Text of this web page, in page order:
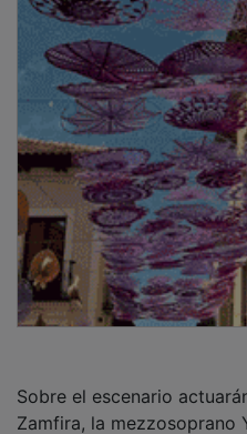
Zamfira, la mezzosoprano